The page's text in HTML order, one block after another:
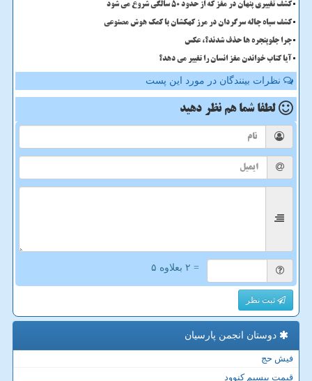
کشف تغییری پنهان در مغز که از حدود 50 سالگی شروع می شود
کشف سیاه چاله سرگردان در مرز کهکشان با کمک هوش مصنوعی
چرا جلوپنجره ها حذف شدند؟، عکس
آیا کتاب خواندن مغز انسان را تغییر می دهد؟
نظرات بینندگان در مورد این پست
لطفا شما هم نظر دهید
= ۲ بعلاوه ۵
ثبت نظر
دوستان انجمن پارسیان
فیش حج
قیمت بیسیم کنوود